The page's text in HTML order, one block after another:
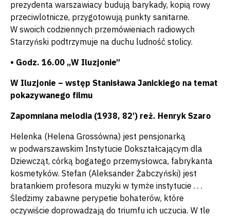
prezydenta warszawiacy budują barykady, kopią rowy
przeciwlotnicze, przygotowują punkty sanitarne.
W swoich codziennych przemówieniach radiowych
Starzyński podtrzymuje na duchu ludność stolicy.
• Godz. 16.00 „W Iluzjonie”
W Iluzjonie – wstęp Stanisława Janickiego na temat
pokazywanego filmu
Zapomniana melodia (1938, 82’) reż. Henryk Szaro
Helenka (Helena Grossówna) jest pensjonarką
w podwarszawskim Instytucie Dokształcającym dla
Dziewcząt, córką bogatego przemysłowca, fabrykanta
kosmetyków. Stefan (Aleksander Żabczyński) jest
bratankiem profesora muzyki w tymże instytucie . . .
Śledzimy zabawne perypetie bohaterów, które
oczywiście doprowadzają do triumfu ich uczucia. W tle